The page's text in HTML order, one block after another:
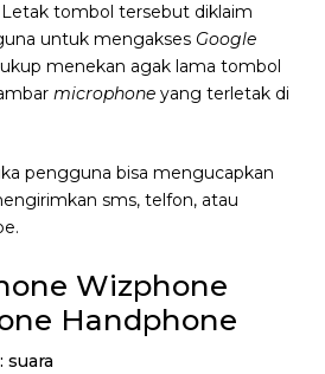
Letak tombol tersebut diklaim
untuk mengakses Google
menekan agak lama tombol
microphone yang terletak di
pengguna bisa mengucapkan
sms, telfon, atau
Wizphone